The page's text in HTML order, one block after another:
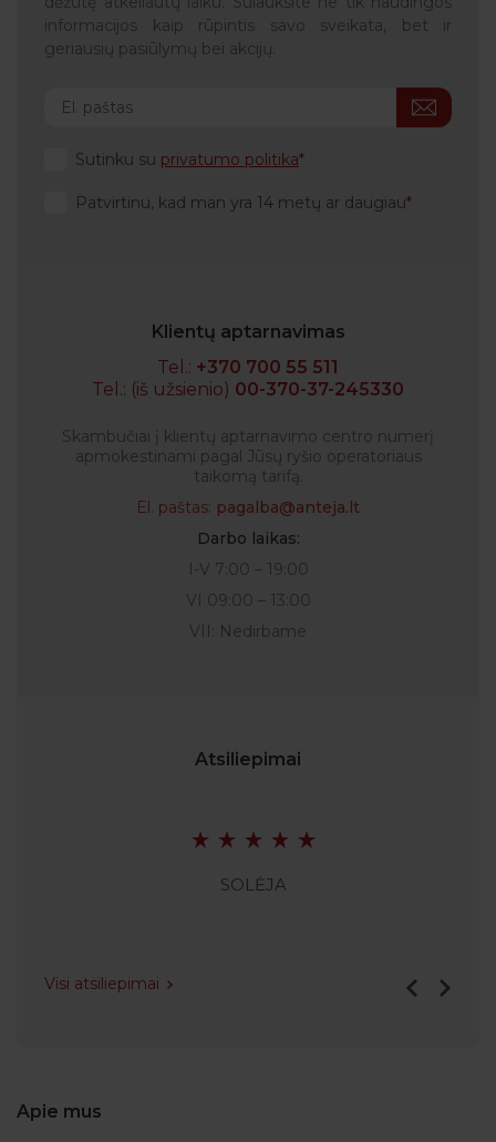
informacijos kaip rūpintis savo sveikata, bet ir
geriausių pasiūlymų bei akcijų.
Sutinku su privatumo politika
Patvirtinu, kad man yra 14 metų ar daugiau
Klientų aptarnavimas
Tel.: +370 700 55 511
Tel.: (iš užsienio) 00-370-37-245330
Skambučiai į klientų aptarnavimo centro numerį
apmokestinami pagal Jūsų ryšio operatoriaus
taikomą tarifą.
El. paštas: pagalba@anteja.lt
Darbo laikas:
I-V 7:00 – 19:00
VI 09:00 – 13:00
VII: Nedirbame
Atsiliepimai
SOLĖJA
Visi atsiliepimai
Apie mus